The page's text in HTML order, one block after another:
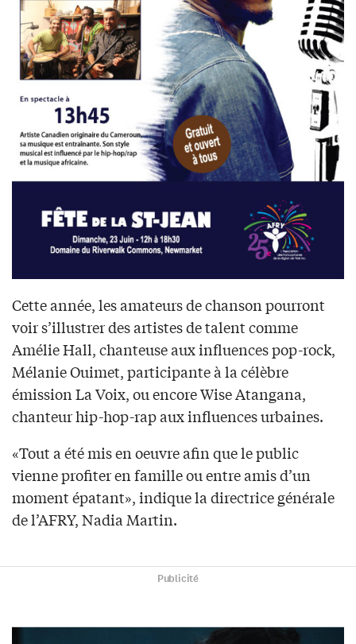
Cette année, les amateurs de chanson pourront
voir s’illustrer des artistes de talent comme
Amélie Hall, chanteuse aux influences pop-rock,
Mélanie Ouimet, participante à la célèbre
émission La Voix, ou encore Wise Atangana,
chanteur hip-hop-rap aux influences urbaines.
«Tout a été mis en oeuvre afin que le public
vienne profiter en famille ou entre amis d’un
moment épatant», indique la directrice générale
de l’AFRY, Nadia Martin.
Publicité